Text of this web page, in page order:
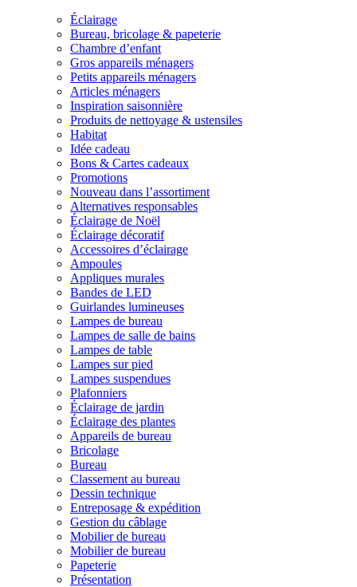
Éclairage
Bureau, bricolage & papeterie
Chambre d’enfant
Gros appareils ménagers
Petits appareils ménagers
Articles ménagers
Inspiration saisonnière
Produits de nettoyage & ustensiles
Habitat
Idée cadeau
Bons & Cartes cadeaux
Promotions
Nouveau dans l’assortiment
Alternatives responsables
Éclairage de Noël
Éclairage décoratif
Accessoires d’éclairage
Ampoules
Appliques murales
Bandes de LED
Guirlandes lumineuses
Lampes de bureau
Lampes de salle de bains
Lampes de table
Lampes sur pied
Lampes suspendues
Plafonniers
Éclairage de jardin
Éclairage des plantes
Appareils de bureau
Bricolage
Bureau
Classement au bureau
Dessin technique
Entreposage & expédition
Gestion du câblage
Mobilier de bureau
Mobilier de bureau
Papeterie
Présentation